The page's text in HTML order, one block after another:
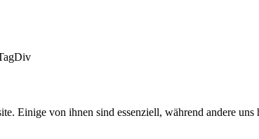
Einige von ihnen sind essenziell, während andere